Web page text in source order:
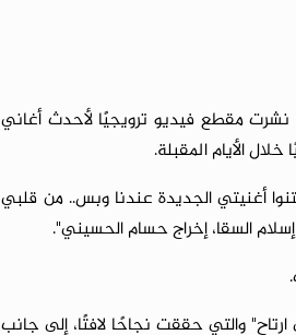
نشرت مقطع فيديو ترويجيًا لأحدث أغاني
الأيام المقبلة.
أغنيتي الجديدة عندنا وبس.. من قلبي
السقا، إخراج حسام الحسيني".
والتي حققت نجاحًا لافتًا، إلى جانب